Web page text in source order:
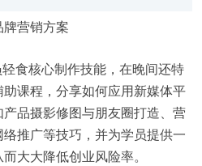
营销方案
食核心制作技能，在晚间还特
课程，分享如何应用新媒体平
品摄影修图与朋友圈打造、营
推广等技巧，并为学员提供一
大大降低创业风险率。